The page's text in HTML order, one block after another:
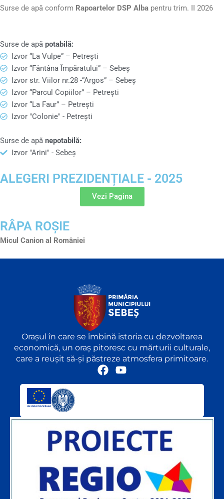
Surse de apă conform Rapoartelor DSP Alba pentru trim. II 2026
Surse de apă potabilă:
Izvor “La Vulpe” – Petrești
Izvor “Fântâna Împăratului” – Sebeș
Izvor str. Viilor nr.28 -“Argos” – Sebeș
Izvor “Parcul Copiilor” – Petrești
Izvor “La Faur” – Petrești
Izvor "Colonie" - Petrești
Surse de apă nepotabilă:
Izvor "Arini" - Sebeș
ALEGERI PREZIDENȚIALE - 2025
Vezi Pagina
RÂPA ROȘIE
Micul Canion al României
Orașul în care se îmbină istoria cu dezvoltarea
economică, un oraș pitoresc cu mărturii culturale,
care a reușit să-și păstreze atmosfera primitoare.
F
a
k
Y
o
e